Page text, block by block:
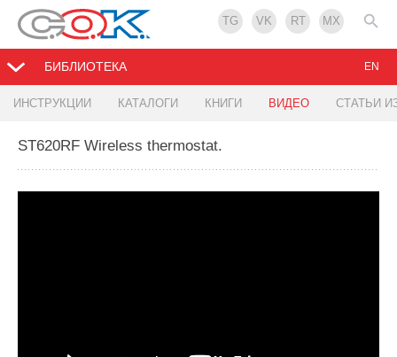
TG VK RT MX
БИБЛИОТЕКА
ИНСТРУКЦИИ КАТАЛОГИ КНИГИ ВИДЕО СТАТЬИ
EN
ST620RF Wireless thermostat.